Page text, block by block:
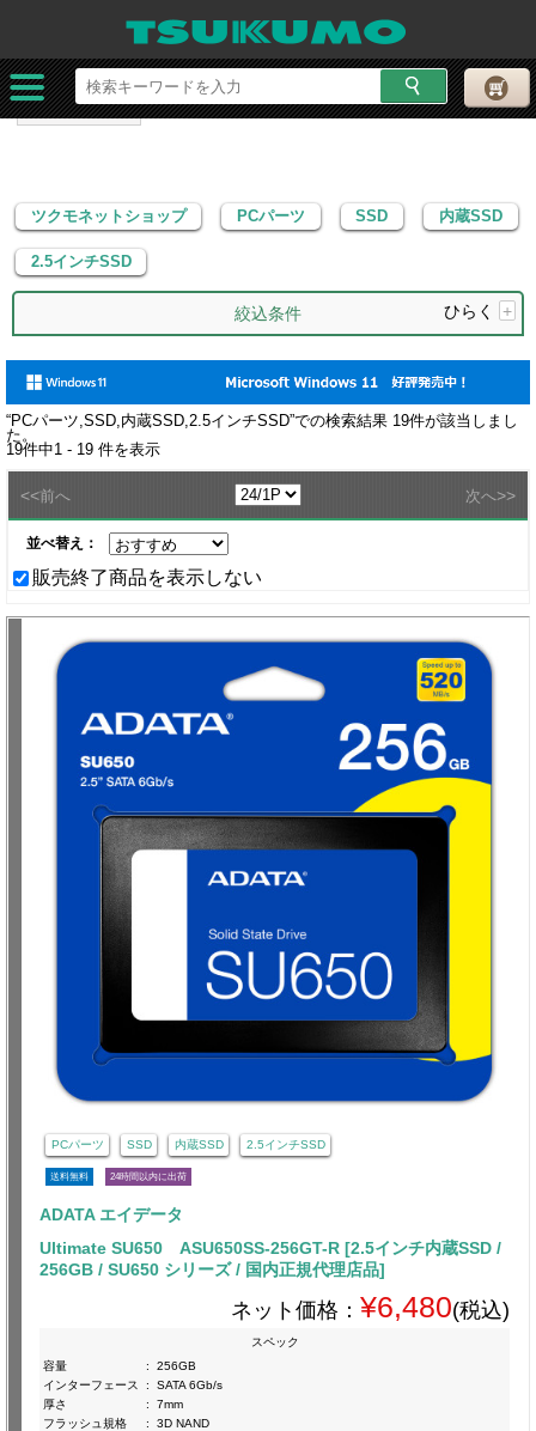
ツクモネットショップ PCパーツ
内蔵SSD
2.5インチSSD
ツクモネットショップ PCパーツ SSD 内蔵SSD
2.5インチSSD
絞込条件 ひらく +
“PCパーツ,SSD,内蔵SSD,2.5インチSSD”での検索結果 19件が該当しまし
た。
19件中1 - 19 件を表示
<<前へ 次へ>>
並べ替え：
販売終了商品を表示しない
PCパーツ SSD 内蔵SSD 2.5インチSSD
送料無料 24時間以内に出荷
ADATA エイデータ
Ultimate SU650 ASU650SS-256GT-R [2.5インチ内蔵SSD /
256GB / SU650 シリーズ / 国内正規代理店品]
ネット価格： ¥6,480(税込)
スペック
容量
:
256GB
インターフェース
:
SATA 6Gb/s
厚さ
:
7mm
フラッシュ規格
:
3D NAND